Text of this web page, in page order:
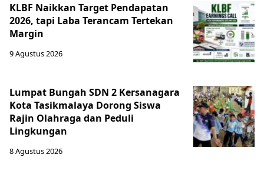
KLBF Naikkan Target Pendapatan
2026, tapi Laba Terancam Tertekan
Margin
9 Agustus 2026
Lumpat Bungah SDN 2 Kersanagara
Kota Tasikmalaya Dorong Siswa
Rajin Olahraga dan Peduli
Lingkungan
8 Agustus 2026